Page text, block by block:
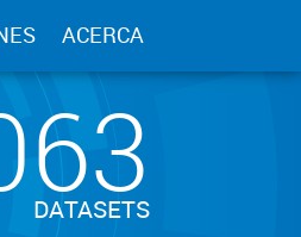
ACERCA
DATASETS